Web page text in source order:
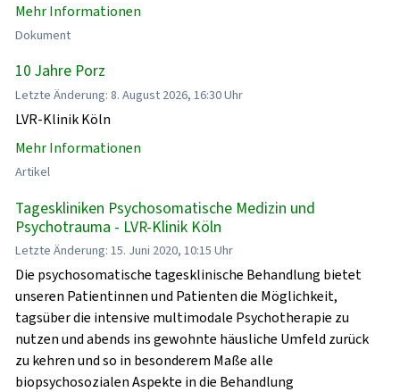
Mehr Informationen
Dokument
10 Jahre Porz
Letzte Änderung: 8. August 2026, 16:30 Uhr
LVR-Klinik Köln
Mehr Informationen
Artikel
Tageskliniken Psychosomatische Medizin und
Psychotrauma - LVR-Klinik Köln
Letzte Änderung: 15. Juni 2020, 10:15 Uhr
Die psychosomatische tagesklinische Behandlung bietet
unseren Patientinnen und Patienten die Möglichkeit,
tagsüber die intensive multimodale Psychotherapie zu
nutzen und abends ins gewohnte häusliche Umfeld zurück
zu kehren und so in besonderem Maße alle
biopsychosozialen Aspekte in die Behandlung